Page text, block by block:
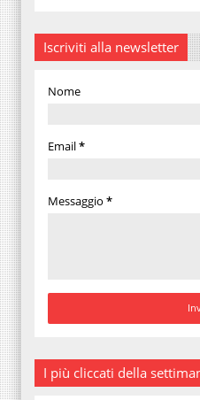
Iscriviti alla newsletter
Nome
Email*
Messaggio *
I più cliccati della